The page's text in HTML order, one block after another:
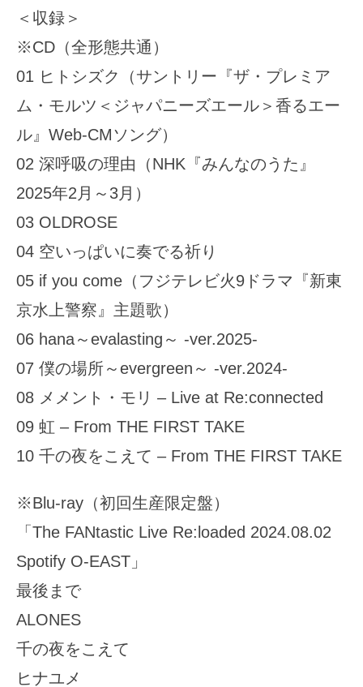
＜収録＞
※CD（全形態共通）
01 ヒトシズク（サントリー『ザ・プレミア
ム・モルツ＜ジャパニーズエール＞香るエー
ル』Web-CMソング）
02 深呼吸の理由（NHK『みんなのうた』
2025年2月～3月）
03 OLDROSE
04 空いっぱいに奏でる祈り
05 if you come（フジテレビ火9ドラマ『新東
京水上警察』主題歌）
06 hana～evalasting～ -ver.2025-
07 僕の場所～evergreen～ -ver.2024-
08 メメント・モリ – Live at Re:connected
09 虹 – From THE FIRST TAKE
10 千の夜をこえて – From THE FIRST TAKE
※Blu-ray（初回生産限定盤）
「The FANtastic Live Re:loaded 2024.08.02
Spotify O-EAST」
最後まで
ALONES
千の夜をこえて
ヒナユメ